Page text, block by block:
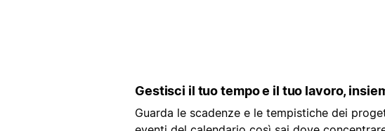
Gestisci il tuo tempo e il tuo lavoro,
Guarda le scadenze e le tempistiche dei